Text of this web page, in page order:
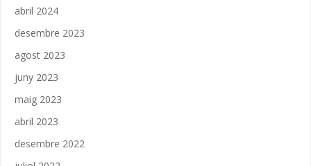
abril 2024
desembre 2023
agost 2023
juny 2023
maig 2023
abril 2023
desembre 2022